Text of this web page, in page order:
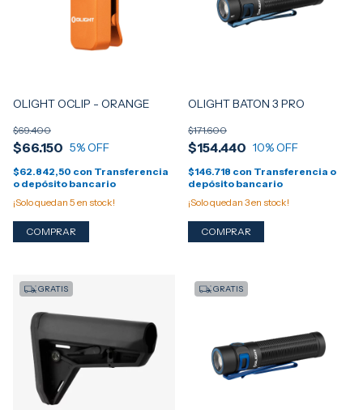
OLIGHT OCLIP - ORANGE
$66.150
$69.400
5% OFF
$62.842,50 con Transferencia
o depósito bancario
¡Solo quedan 5 en stock!
OLIGHT BATON 3 PRO
$154.440
$171.600
10% OFF
$146.718 con Transferencia o
depósito bancario
¡Solo quedan 3en stock!
GRATIS GRATIS